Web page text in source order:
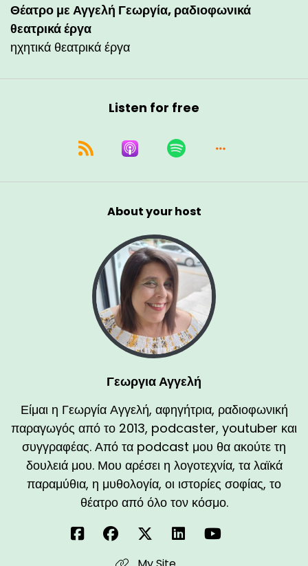
Θέατρο με Αγγελή Γεωργία, ραδιοφωνικά
θεατρικά έργα
ηχητικά θεατρικά έργα
Listen for free
About your host
Γεωργια Αγγελή
Είμαι η Γεωργία Αγγελή, αφηγήτρια, ραδιοφωνική
παραγωγός από το 2013, podcaster, youtuber και
συγγραφέας. Από τα podcast μου θα ακούτε τη
δουλειά μου. Μου αρέσει η λογοτεχνία, τα λαϊκά
παραμύθια, η μυθολογία, οι ιστορίες σοφίας, το
θέατρο από όλο τον κόσμο.